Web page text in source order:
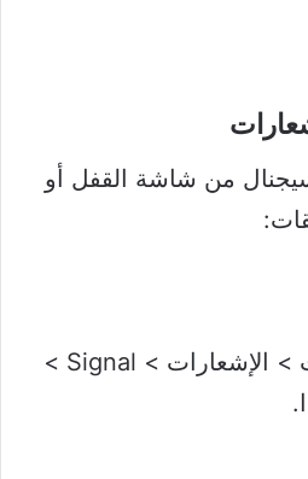
من شاشة القفل أو
افتح الإعدادات > الإشعارات > Signal >